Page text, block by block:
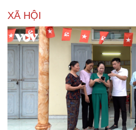
Văn hóa
Giải
XÃ HỘI